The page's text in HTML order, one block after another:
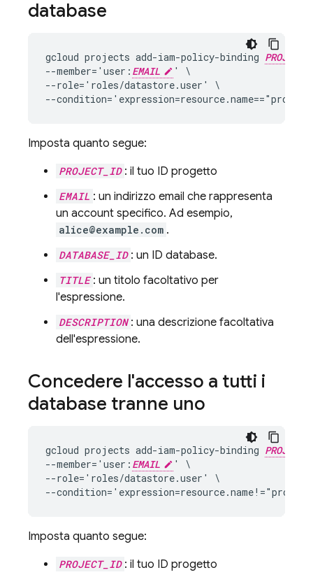
database
gcloud projects add-iam-policy-binding
--member='user: EMAIL
' \
--role='roles/datastore.user' \
--
Imposta quanto segue:
PROJECT_ID : il tuo ID progetto
EMAIL : un indirizzo email che rappresenta
un account specifico. Ad esempio,
alice@example.com .
DATABASE_ID : un ID database.
TITLE : un titolo facoltativo per
l'espressione.
DESCRIPTION : una descrizione facoltativa
dell'espressione.
Concedere l'accesso a tutti i
database tranne uno
gcloud projects add-iam-policy-binding
--member='user: EMAIL
' \
--role='roles/datastore.user' \
--
Imposta quanto segue:
PROJECT_ID : il tuo ID progetto